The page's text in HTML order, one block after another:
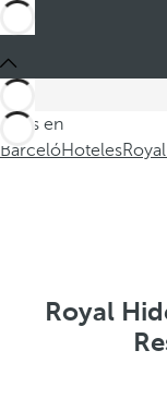
Estás en
BarcelóHoteles
Royal